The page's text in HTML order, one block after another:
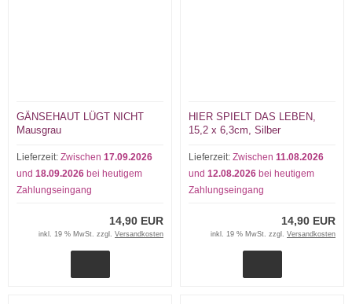
GÄNSEHAUT LÜGT NICHT
Mausgrau
Lieferzeit: Zwischen 17.09.2026
und 18.09.2026 bei heutigem
Zahlungseingang
14,90 EUR
inkl. 19 % MwSt. zzgl. Versandkosten
HIER SPIELT DAS LEBEN,
15,2 x 6,3cm, Silber
Lieferzeit: Zwischen 11.08.2026
und 12.08.2026 bei heutigem
Zahlungseingang
14,90 EUR
inkl. 19 % MwSt. zzgl. Versandkosten